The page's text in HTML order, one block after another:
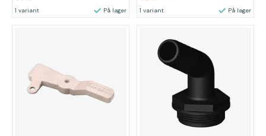
1 variant På lager 1 variant På lager